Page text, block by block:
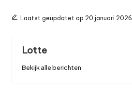
Laatst geüpdatet op 20 januari 2026
Lotte
Bekijk alle berichten